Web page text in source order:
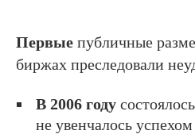
Первые публичные
биржах преследовали
В 2006 году
не увенчалось